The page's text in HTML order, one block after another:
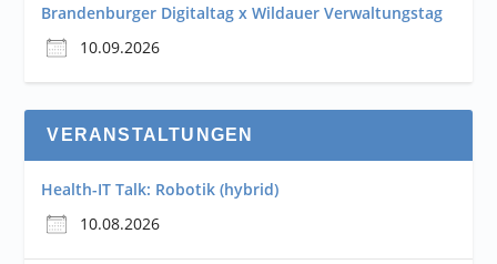
Brandenburger Digitaltag x Wildauer Verwaltungstag
10.09.2026
VERANSTALTUNGEN
Health-IT Talk: Robotik (hybrid)
10.08.2026